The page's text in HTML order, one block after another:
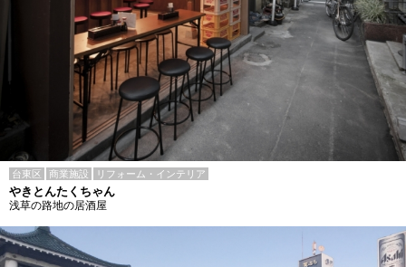
台東区 商業施設 リフォーム・インテリア
やきとんたくちゃん
浅草の路地の居酒屋